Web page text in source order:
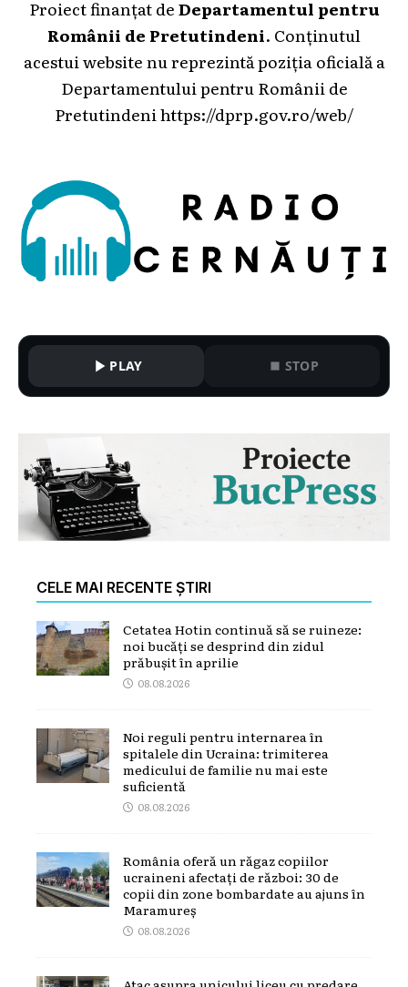
Proiect finanțat deDepartamentul pentru
Românii de Pretutindeni. Conținutul
acestui website nu reprezintă poziția oficială a
Departamentului pentru Românii de
Pretutindeni https://dprp.gov.ro/web/
PLAY STOP
CELE MAI RECENTE ȘTIRI
Cetatea Hotin continuă să se ruineze:
noi bucăți se desprind din zidul
prăbușit în aprilie
08.08.2026
Noi reguli pentru internarea în
spitalele din Ucraina: trimiterea
medicului de familie nu mai este
suficientă
08.08.2026
România oferă un răgaz copiilor
ucraineni afectați de război: 30 de
copii din zone bombardate au ajuns în
Maramureș
08.08.2026